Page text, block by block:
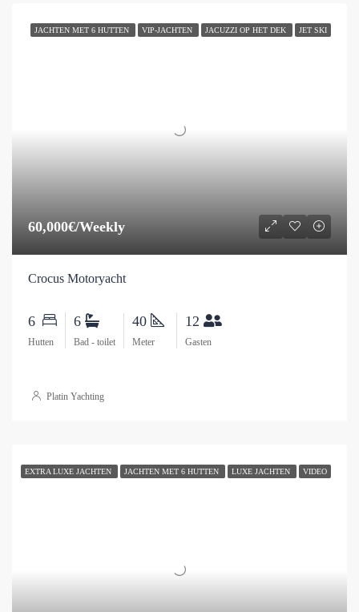
JACHTEN MET 6 HUTTEN VIP-JACHTEN JACUZZI OP HET DEK JET SKI
60,000€/Weekly
Crocus Motoryacht
6
Hutten
6
Bad - toilet
40
Meter
12
Gasten
Platin Yachting
EXTRA LUXE JACHTEN JACHTEN MET 6 HUTTEN LUXE JACHTEN VIDEO